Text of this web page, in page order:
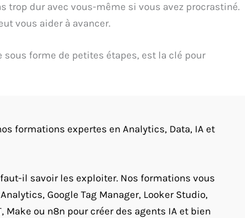
trop dur avec vous-même si vous avez procrastiné.
vous aider à avancer.
sous forme de petites étapes, est la clé pour
formations expertes en Analytics, Data, IA et
il savoir les exploiter. Nos formations vous
Google Tag Manager, Looker Studio,
Make ou n8n pour créer des agents IA et bien